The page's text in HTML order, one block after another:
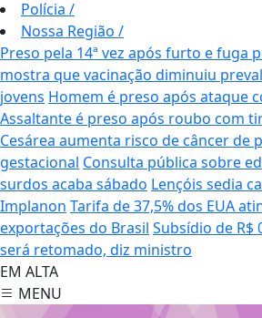
Polícia /
Nossa Região /
Preso pela 14ª vez após furto e fuga
mostra que vacinação diminuiu
jovens Homem é preso após ataque
Assaltante é preso após roubo com
Cesárea aumenta risco de câncer de
gestacional Consulta pública sobre
surdos acaba sábado Lençóis sedia
Implanon Tarifa de 37,5% dos EUA
exportações do Brasil Subsídio de R$
será retomado, diz ministro
EM ALTA
MENU